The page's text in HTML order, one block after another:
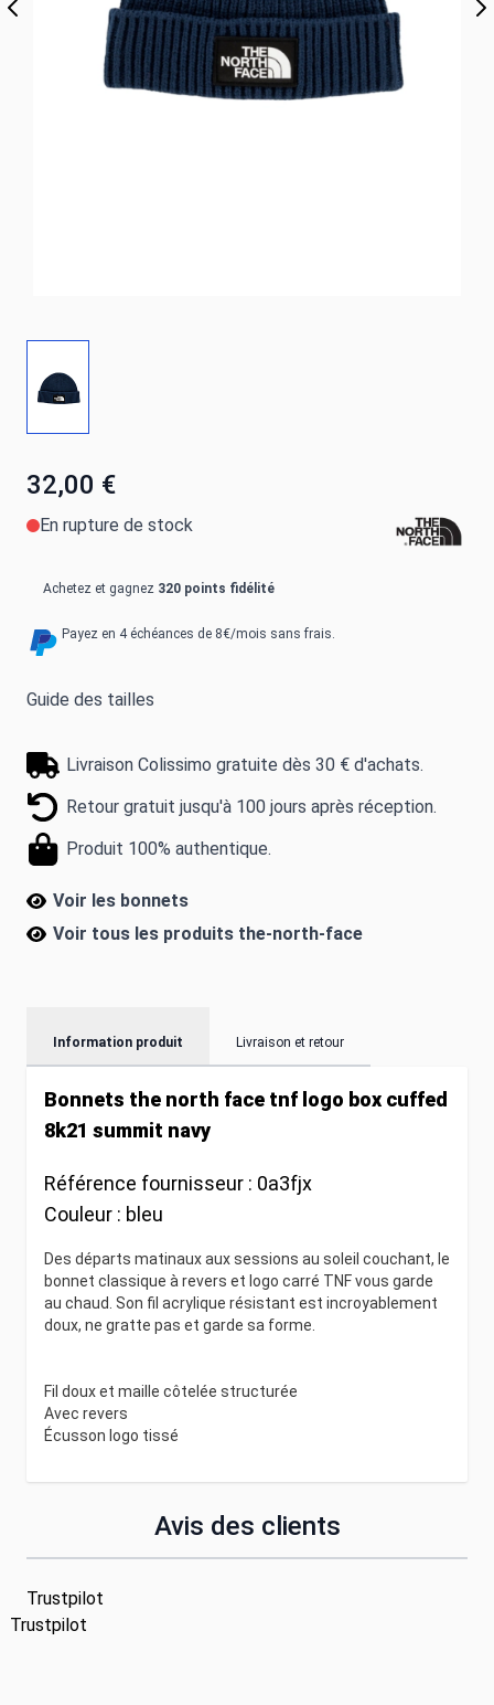
32,00 €
En rupture de stock
Achetez et gagnez 320 points fidélité
Payez en 4 échéances de 8€/mois sans frais.
Guide des tailles
Livraison Colissimo gratuite dès 30 € d'achats.
Retour gratuit jusqu'à 100 jours après réception.
Produit 100% authentique.
Voir les bonnets
Voir tous les produits the-north-face
Information produit Livraison et retour
Bonnets the north face tnf logo box cuffed
8k21 summit navy
Référence fournisseur : 0a3fjx
Couleur : bleu
Des départs matinaux aux sessions au soleil couchant, le
bonnet classique à revers et logo carré TNF vous garde
au chaud. Son fil acrylique résistant est incroyablement
doux, ne gratte pas et garde sa forme.
Fil doux et maille côtelée structurée
Avec revers
Écusson logo tissé
Avis des clients
Trustpilot
Trustpilot